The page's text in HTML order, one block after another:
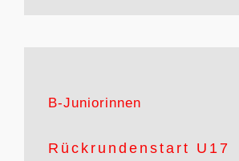
B-Juniorinnen
Rückrundenstart U17